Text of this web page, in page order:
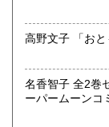
趣味、サブカル
女優・アイドル
高野文子 「お
名香智子 全2巻
ーパームーンコ